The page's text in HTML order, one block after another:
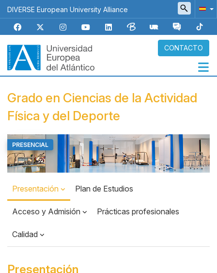
Pasar
al
contenido
principal
DIVERSE European University Alliance
CONTACTO
Navegación
principal
Grado en Ciencias de la Actividad
Física y del Deporte
Top
Banner
PRESENCIAL
Presentación Plan de Estudios
Acceso y Admisión Prácticas profesionales
Calidad
Presentación